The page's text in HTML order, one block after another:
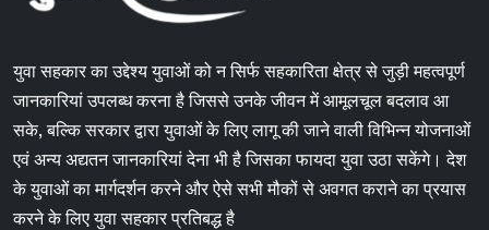
युवा सहकार का उद्देश्य युवाओं को न सिर्फ सहकारिता क्षेत्र से जुड़ी महत्वपूर्ण
जानकारियां उपलब्ध करना है जिससे उनके जीवन में आमूलचूल बदलाव आ
सके, बल्कि सरकार द्वारा युवाओं के लिए लागू की जाने वाली विभिन्न योजनाओं
एवं अन्य अद्यतन जानकारियां देना भी है जिसका फायदा युवा उठा सकेंगे। देश
के युवाओं का मार्गदर्शन करने और ऐसे सभी मौकों से अवगत कराने का प्रयास
करने के लिए युवा सहकार प्रतिबद्ध है